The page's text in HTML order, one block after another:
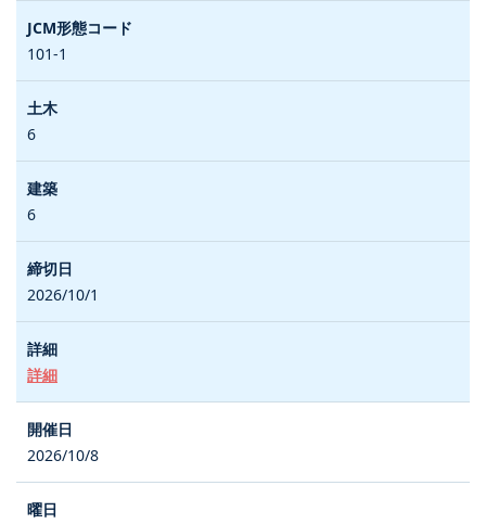
101-1
6
6
2026/10/1
詳細
2026/10/8